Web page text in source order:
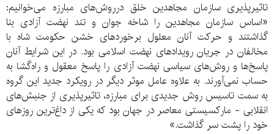
تاثیرپذیری سازمان مجاهدین خلق درروش‌های مبارزه می‌خوانیم:
«اساس سازمان مجاهدین را شاخه جوان و تند نهضت آزادی بنا
گذاشتند و حرکت آنان معلول برخوردهای خشن حکومت شاه با
مخالفان در جریان رویدادهای نهضت اسلامی بود. در این شرایط آنان
پاسخ‌ها و روش‌های سیاسی نهضت آزادی را پاسخ معقول و راه‌گشا به
حساب نمی‌آورند. به علاوه عامل موثر دیگر در رویکرد جدید این گروه
به سمت تاسیس روش جدیدی برای مبارزه، تاثیرپذیری از جنبش‌های
انقلابی - مارکسیستی معاصر در جهان بود که یکی از داغ‌ترین روزهای
خود را پشت سر گذاشت.»